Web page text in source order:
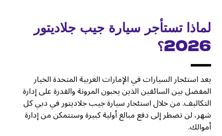
لماذا تستأجر سيارة جيب جلاديتور
2026؟
يعد استئجار السيارات في الإمارات العربية المتحدة الخيار
المفضل بين السائقين الذين يحبون المرونة والقدرة على إدارة
التكاليف. من خلال استئجار سيارة جيب جلاديتور في دبي كل
شهر، لن تضطر إلى دفع مبالغ أولية كبيرة وستتمكن من إدارة
أموالك.